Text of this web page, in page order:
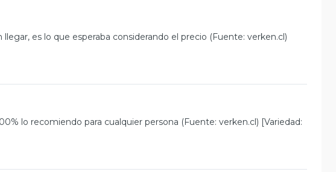
es lo que esperaba considerando el precio (Fuente: verken.cl)
lo recomiendo para cualquier persona (Fuente: verken.cl) [Variedad: